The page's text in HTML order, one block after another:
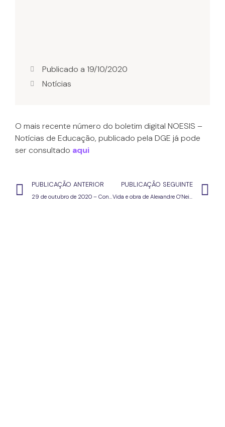
Publicado a 19/10/2020
Notícias
O mais recente número do boletim digital NOESIS –
Notícias de Educação, publicado pela DGE já pode
ser consultado aqui
PUBLICAÇÃO ANTERIOR
29 de outubro de 2020 – Conferência PNL 2027 das 10h00 às 18h00
PUBLICAÇÃO SEGUINTE
Vida e obra de Alexandre O’Neill disponíveis em linha